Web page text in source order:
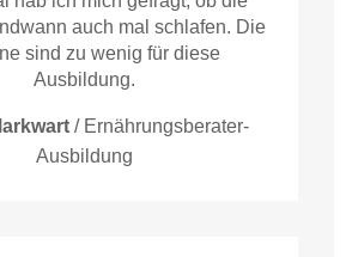
auch mal schlafen. Die
sind zu wenig für diese
Ausbildung.
/ Ernährungsberater-
Ausbildung